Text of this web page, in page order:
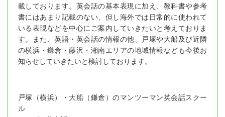
載しております。英会話の基本表現に加え、教科書や参考
書にはあまり記載のない、但し海外では日常的に使われて
いる表現などを中心にご案内していきたいと考えておりま
す。また、英語・英会話の情報の他、戸塚や大船及び近隣
の横浜・鎌倉・藤沢・湘南エリアの地域情報なども今後お
知らせしていきたいと検討しております。
戸塚（横浜）・大船（鎌倉）のマンツーマン英会話スクー
ル